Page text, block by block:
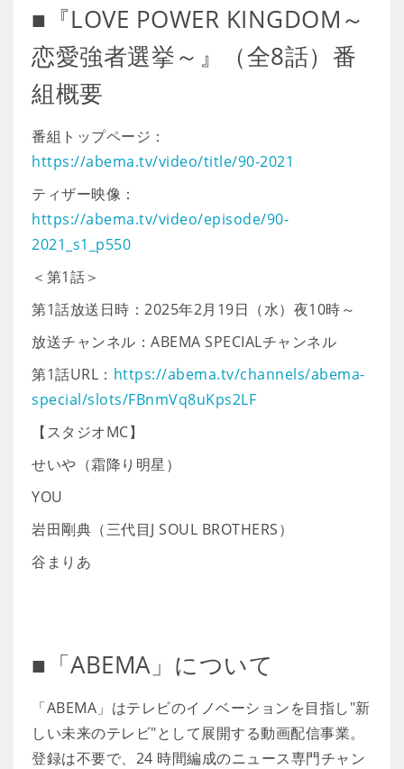
■『LOVE POWER KINGDOM～
恋愛強者選挙～』（全8話）番
組概要
番組トップページ：
https://abema.tv/video/title/90-2021
ティザー映像：
https://abema.tv/video/episode/90-
2021_s1_p550
＜第1話＞
第1話放送日時：2025年2月19日（水）夜10時～
放送チャンネル：ABEMA SPECIALチャンネル
第1話URL： https://abema.tv/channels/abema-
special/slots/FBnmVq8uKps2LF
【スタジオMC】
せいや（霜降り明星）
YOU
岩田剛典（三代目J SOUL BROTHERS）
谷まりあ
■「ABEMA」について
「ABEMA」はテレビのイノベーションを目指し"新
しい未来のテレビ"として展開する動画配信事業。
登録は不要で、24 時間編成のニュース専門チャン